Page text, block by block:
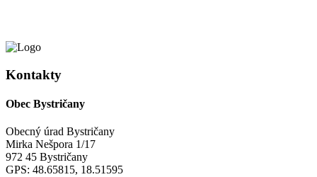
Kontakty
Obec Bystričany
Obecný úrad Bystričany
Mirka Nešpora 1/17
972 45 Bystričany
GPS: 48.65815, 18.51595